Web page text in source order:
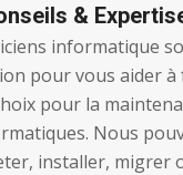
&
informatique
pour vous aider à
pour la
Nous
installer, migrer